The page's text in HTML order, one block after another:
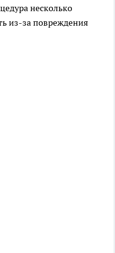
несколько
из-за повреждения